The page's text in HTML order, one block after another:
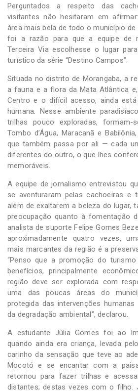
Perguntados a respeito das
visitantes não hesitaram em
área mais bela de todo o município
foi a razão para que a equipe de
Terceira Via escolhesse o lugar
turístico da série “Destino Campos”.
Situada no distrito de Morangaba, a
a fauna e a flora da Mata Atlântica
Centro e o difícil acesso, ainda está
humana. Nesse ambiente
trilhas pouco exploradas,
Tombo d’Água, Maracanã e
que também passa por ali — cada
diferentes do outro, o que lhes
memoráveis.
A equipe de jornalismo entrevistou
se aventuraram pelas cachoeiras e
além de exaltarem a beleza do lugar,
preocupação quanto à fomentação
analista de suporte Felipe Gomes
aproximadamente quatro vezes,
mais marcantes da região é a
“Penso que a promoção do
benefícios, principalmente
região deve ser explorada com
uma das poucas áreas do
protegida das intervenções humanas
da degradação ambiental”, declarou.
A estudante Júlia Gomes foi ao
quando ainda era criança, levada
carinho da sensação que teve ao
Mocotó e se encantar com a
retornou para fazer trilhas e
distantes; destas vezes com o filho.